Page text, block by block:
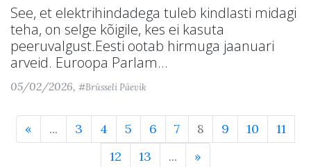
See, et elektrihindadega tuleb kindlasti midagi
teha, on selge kõigile, kes ei kasuta
peeruvalgust.Eesti ootab hirmuga jaanuari
arveid. Euroopa Parlam...
05/02/2026, #Brüsseli Päevik
« ... 3 4 5 6 7 8 9 10
11
12
13 ... »